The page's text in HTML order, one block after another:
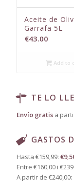
Aceite de
Garrafa 5L
€43.00
Add to
TE LO
Envío gratisa
GASTOS
Hasta €159,99:
Entre €160,00 i
A partir de €240,00: